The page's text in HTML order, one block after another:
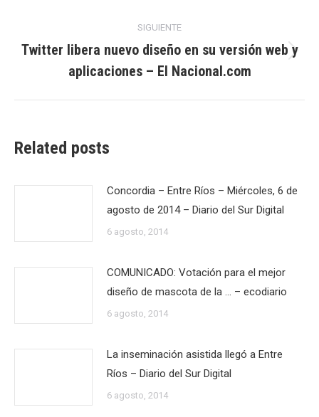
SIGUIENTE
Publicación
siguiente:
Twitter libera nuevo diseño en su versión web y
aplicaciones – El Nacional.com
Related posts
Concordia – Entre Ríos – Miércoles, 6 de
agosto de 2014 – Diario del Sur Digital
6 agosto, 2014
COMUNICADO: Votación para el mejor
diseño de mascota de la … – ecodiario
6 agosto, 2014
La inseminación asistida llegó a Entre
Ríos – Diario del Sur Digital
6 agosto, 2014